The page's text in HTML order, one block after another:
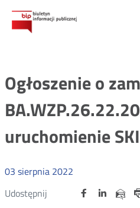
Ogłoszenie o
uruchomienie SKI
03 sierpnia 2022
Udostępnij
Udostępnij
Otwórz Udostępnij
na
Otwórz
na
Otwórz